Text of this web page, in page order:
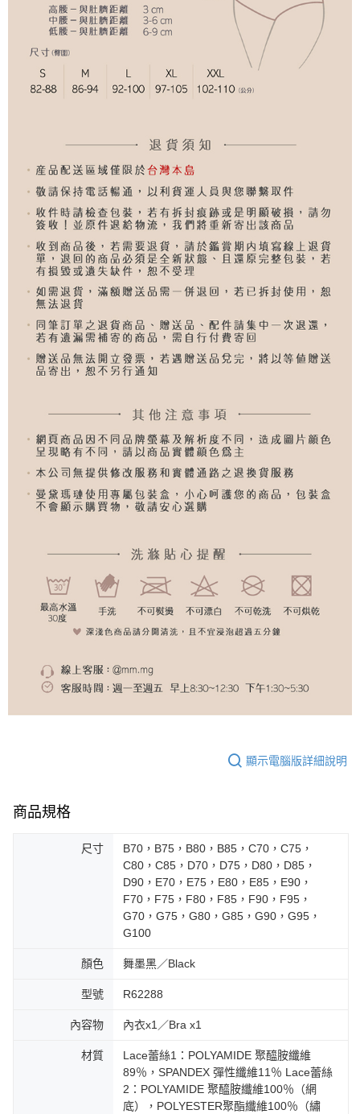
顯示電腦版詳細說明
商品規格
尺寸
B70，B75，B80，B85，C70，C75，
C80，C85，D70，D75，D80，D85，
D90，E70，E75，E80，E85，E90，
F70，F75，F80，F85，F90，F95，
G70，G75，G80，G85，G90，G95，
G100
顏色 舞墨黑／Black
型號 R62288
內容物 內衣x1／Bra x1
材質
Lace蕾絲1：POLYAMIDE 聚醯胺纖維
89％，SPANDEX 彈性纖維11％ Lace蕾絲
2：POLYAMIDE 聚醯胺纖維100％（網
底），POLYESTER聚酯纖維100％（繡